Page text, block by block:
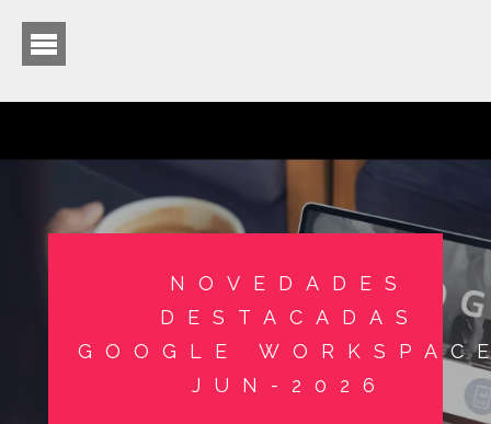
NOVEDADES
DESTACADAS
GOOGLE
JUN-2026